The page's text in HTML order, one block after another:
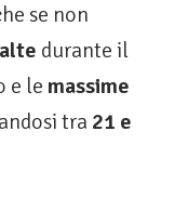
se non
durante il
e le massime
tra 21 e